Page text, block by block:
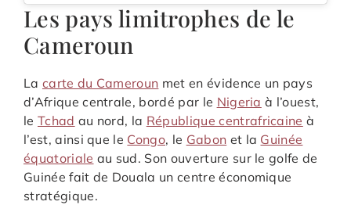
Les pays limitrophes de le
Cameroun
La carte du Cameroun met en évidence un pays
d’Afrique centrale, bordé par le Nigeria à l’ouest,
le Tchad au nord, la République centrafricaine à
l’est, ainsi que le Congo, le Gabon et la Guinée
équatoriale au sud. Son ouverture sur le golfe de
Guinée fait de Douala un centre économique
stratégique.